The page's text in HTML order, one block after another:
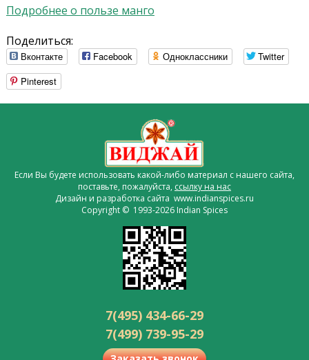
Подробнее о пользе манго
Поделиться:
Вконтакте Facebook Одноклассники
Twitter
Pinterest
Если Вы будете использовать какой-либо материал с нашего сайта,
поставьте, пожалуйста, ссылку на нас
Дизайн и разработка сайта www.indianspices.ru
Copyright © 1993-2026 Indian Spices
7(495) 434-66-29
7(499) 739-95-29